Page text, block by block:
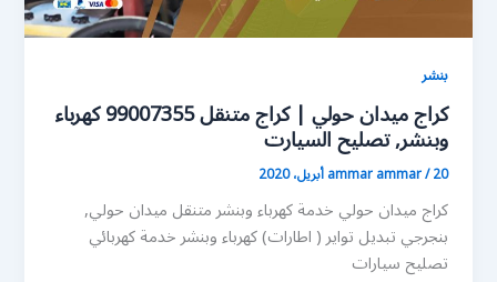
بنشر
كراج ميدان حولي | كراج متنقل 99007355 كهرباء
وبنشر, تصليح السيارت
ammar ammar/20 أبريل، 2020
كراج ميدان حولي خدمة كهرباء وبنشر متنقل ميدان حولي,
بنجرجي تبديل تواير ( اطارات) كهرباء وبنشر خدمة كهربائي
تصليح سيارات